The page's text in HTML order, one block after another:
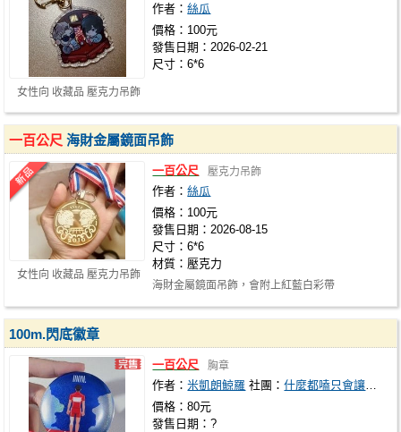
女性向 收藏品 壓克力吊飾
作者：絲瓜
價格：100元
發售日期：2026-02-21
尺寸：6*6
女性向 收藏品 壓克力吊飾
一百公尺 海財金屬鏡面吊飾
一百公尺 壓克力吊飾
作者：絲瓜
價格：100元
發售日期：2026-08-15
尺寸：6*6
材質：壓克力
海財金屬鏡面吊飾，會附上紅藍白彩帶
100m.閃底徽章
一百公尺 胸章
作者：米凱朗鯨羅 社團：什麼都嗑只會讓我營養均衡
價格：80元
發售日期：?